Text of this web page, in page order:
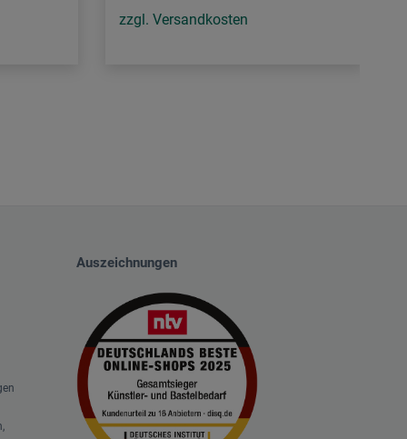
zzgl. Versandkosten
Auszeichnungen